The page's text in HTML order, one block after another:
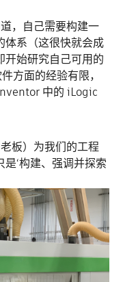
，自己需要构建一
体系（这很快就会成
开始研究自己可用的
方面的经验有限，
中的 iLogic
板）为我们的工程
‘构建、强调并探索